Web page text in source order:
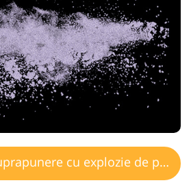
cu explozie de pulbere